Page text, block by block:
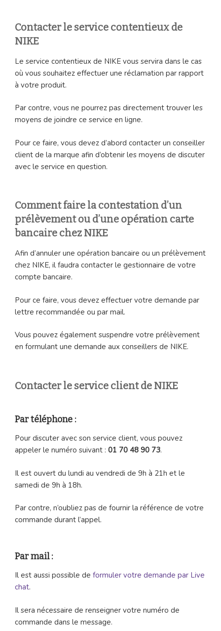
Contacter le service contentieux de
NIKE
Le service contentieux de NIKE vous servira dans le cas
où vous souhaitez effectuer une réclamation par rapport
à votre produit.
Par contre, vous ne pourrez pas directement trouver les
moyens de joindre ce service en ligne.
Pour ce faire, vous devez d’abord contacter un conseiller
client de la marque afin d’obtenir les moyens de discuter
avec le service en question.
Comment faire la contestation d’un
prélèvement ou d’une opération carte
bancaire chez NIKE
Afin d’annuler une opération bancaire ou un prélèvement
chez NIKE, il faudra contacter le gestionnaire de votre
compte bancaire.
Pour ce faire, vous devez effectuer votre demande par
lettre recommandée ou par mail.
Vous pouvez également suspendre votre prélèvement
en formulant une demande aux conseillers de NIKE.
Contacter le service client de NIKE
Par téléphone :
Pour discuter avec son service client, vous pouvez
appeler le numéro suivant : 01 70 48 90 73.
Il est ouvert du lundi au vendredi de 9h à 21h et le
samedi de 9h à 18h.
Par contre, n’oubliez pas de fournir la référence de votre
commande durant l’appel.
Par mail :
Il est aussi possible de formuler votre demande par Live
chat.
Il sera nécessaire de renseigner votre numéro de
commande dans le message.